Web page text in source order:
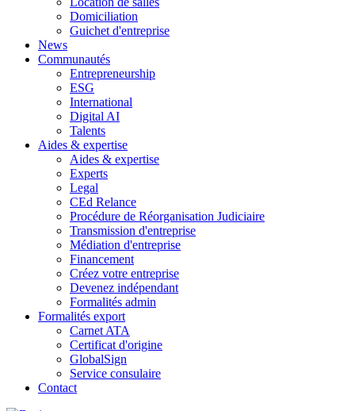
Domiciliation
Guichet d'entreprise
News
Communautés
Entrepreneurship
ESG
International
Digital AI
Talents
Aides & expertise
Aides & expertise
Experts
Legal
CEd Relance
Procédure de Réorganisation Judiciaire
Transmission d'entreprise
Médiation d'entreprise
Financement
Créez votre entreprise
Devenez indépendant
Formalités admin
Formalités export
Carnet ATA
Certificat d'origine
GlobalSign
Service consulaire
Contact